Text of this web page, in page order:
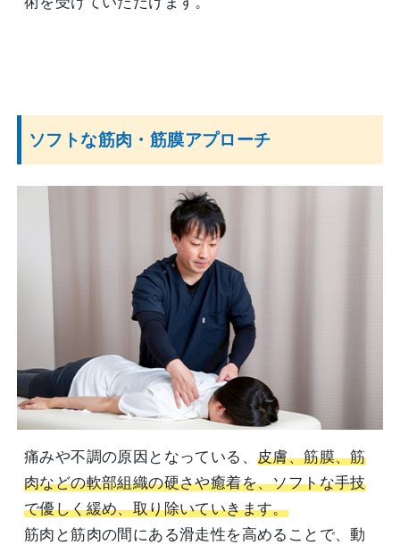
ソフトな筋肉・筋膜アプローチ
痛みや不調の原因となっている、 皮膚、筋膜、筋
肉などの軟部組織の硬さや癒着を、ソフトな手技
で優しく緩め、取り除いていきます。
筋肉と筋肉の間にある滑走性を高めることで、動